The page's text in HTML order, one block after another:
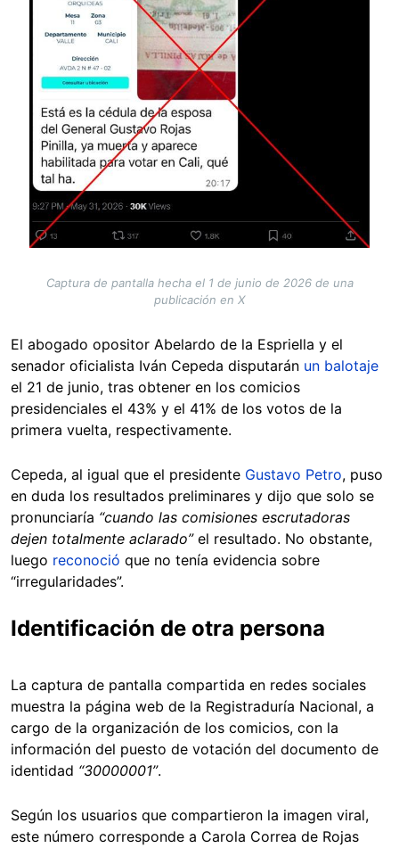
Captura de pantalla hecha el 1 de junio de 2026 de una
publicación en X
El abogado opositor Abelardo de la Espriella y el
senador oficialista Iván Cepeda disputarán un balotaje
el 21 de junio, tras obtener en los comicios
presidenciales el 43% y el 41% de los votos de la
primera vuelta, respectivamente.
Cepeda, al igual que el presidente Gustavo Petro, puso
en duda los resultados preliminares y dijo que solo se
pronunciaría “cuando las comisiones escrutadoras
dejen totalmente aclarado”el resultado. No obstante,
luego reconoció que no tenía evidencia sobre
“irregularidades”.
Identificación de otra persona
La captura de pantalla compartida en redes sociales
muestra la página web de la Registraduría Nacional, a
cargo de la organización de los comicios, con la
información del puesto de votación del documento de
identidad “30000001”.
Según los usuarios que compartieron la imagen viral,
este número corresponde a Carola Correa de Rojas